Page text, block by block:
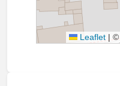
Leaflet | ©